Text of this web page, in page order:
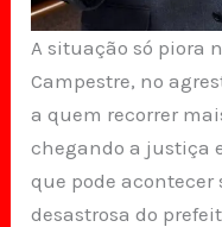
A situação só piora
Campestre, no
a quem recorrer
chegando a justiça
que pode acontecer
desastrosa do